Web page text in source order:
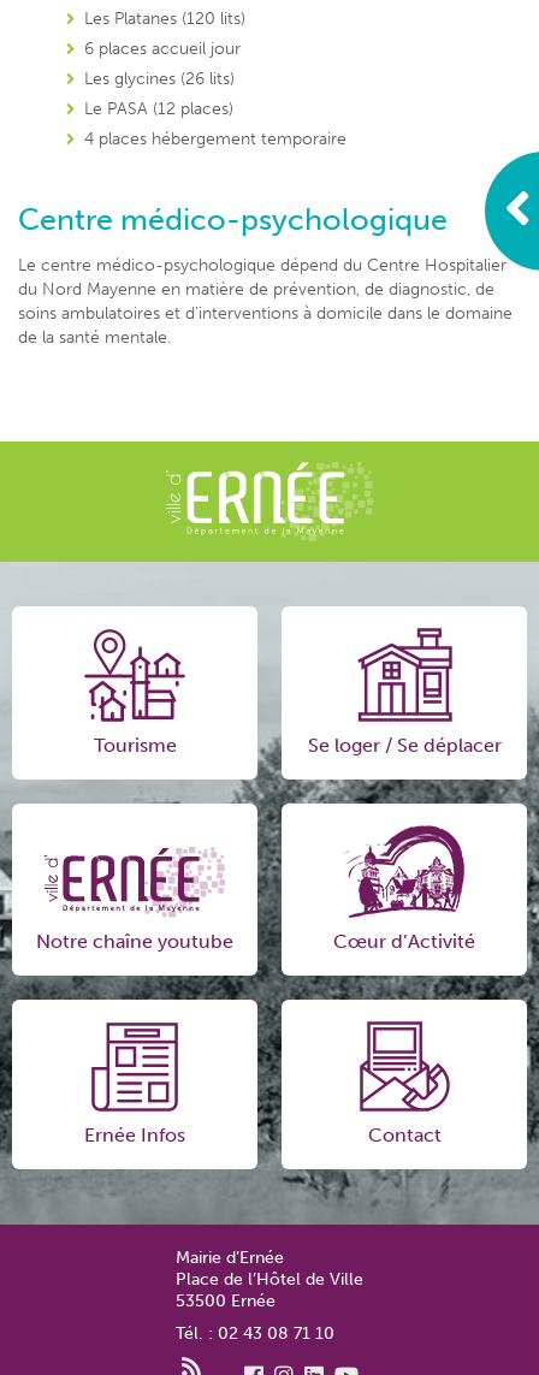
Les Platanes (120 lits)
6 places accueil jour
Les glycines (26 lits)
Le PASA (12 places)
4 places hébergement temporaire
Centre médico-psychologique
Le centre médico-psychologique dépend du Centre Hospitalier
du Nord Mayenne en matière de prévention, de diagnostic, de
soins ambulatoires et d’interventions à domicile dans le domaine
de la santé mentale.
Tourisme Se loger / Se déplacer
Notre chaîne youtube Cœur d’Activité
Ernée Infos Contact
Mairie d’Ernée
Place de l’Hôtel de Ville
53500 Ernée
Tél. : 02 43 08 71 10